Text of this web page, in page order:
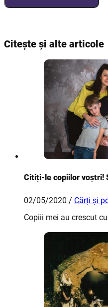
Citește și alte articole
Citiți-le copiilor voștri!
02/05/2020 / Cărți și
Copiii mei au crescut